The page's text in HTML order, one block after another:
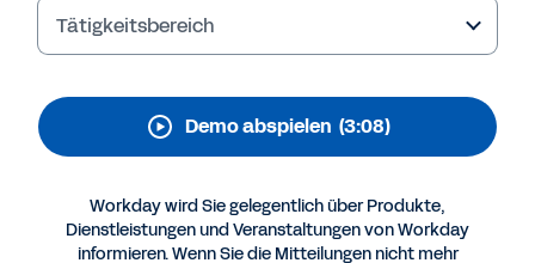
Tätigkeitsbereich
Demo abspielen (3:08)
Workday wird Sie gelegentlich über Produkte,
Dienstleistungen und Veranstaltungen von Workday
informieren. Wenn Sie die Mitteilungen nicht mehr